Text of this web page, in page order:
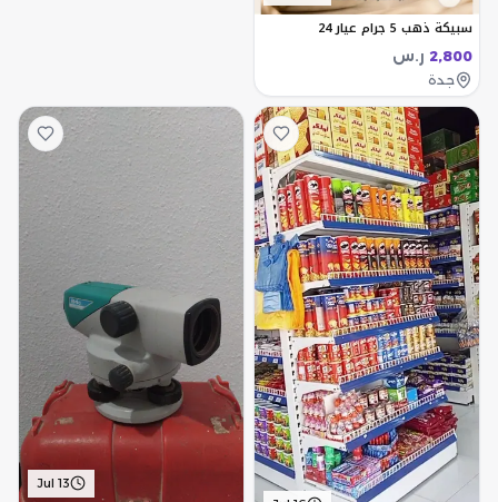
سبيكة ذهب 5 جرام عيار 24
2,800 ر.س
جدة
Jul 13